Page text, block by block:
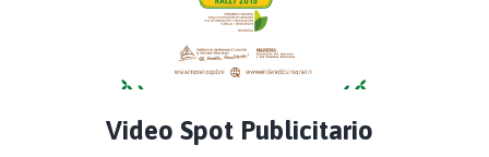
Video Spot Publicitario